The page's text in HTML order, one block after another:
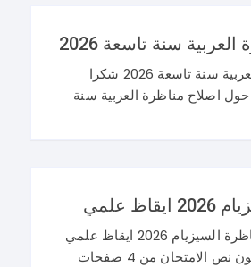
سنة تاسعة 2026
اصلاح مناظرة العربية سنة تاسعة 2026 شكرا
حول اصلاح مناظرة العربية سنة
علمي
اليكم امتحان مناظرة السيزيام 2026 ايقاظ علمي
في تونس . و يتكون نص الامتحان من 4 صفحات